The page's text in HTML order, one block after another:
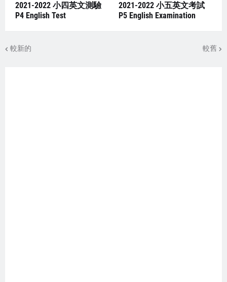
2021-2022 小四英文測驗
P4 English Test
2021-2022 小五英文考試
P5 English Examination
較新的 較舊